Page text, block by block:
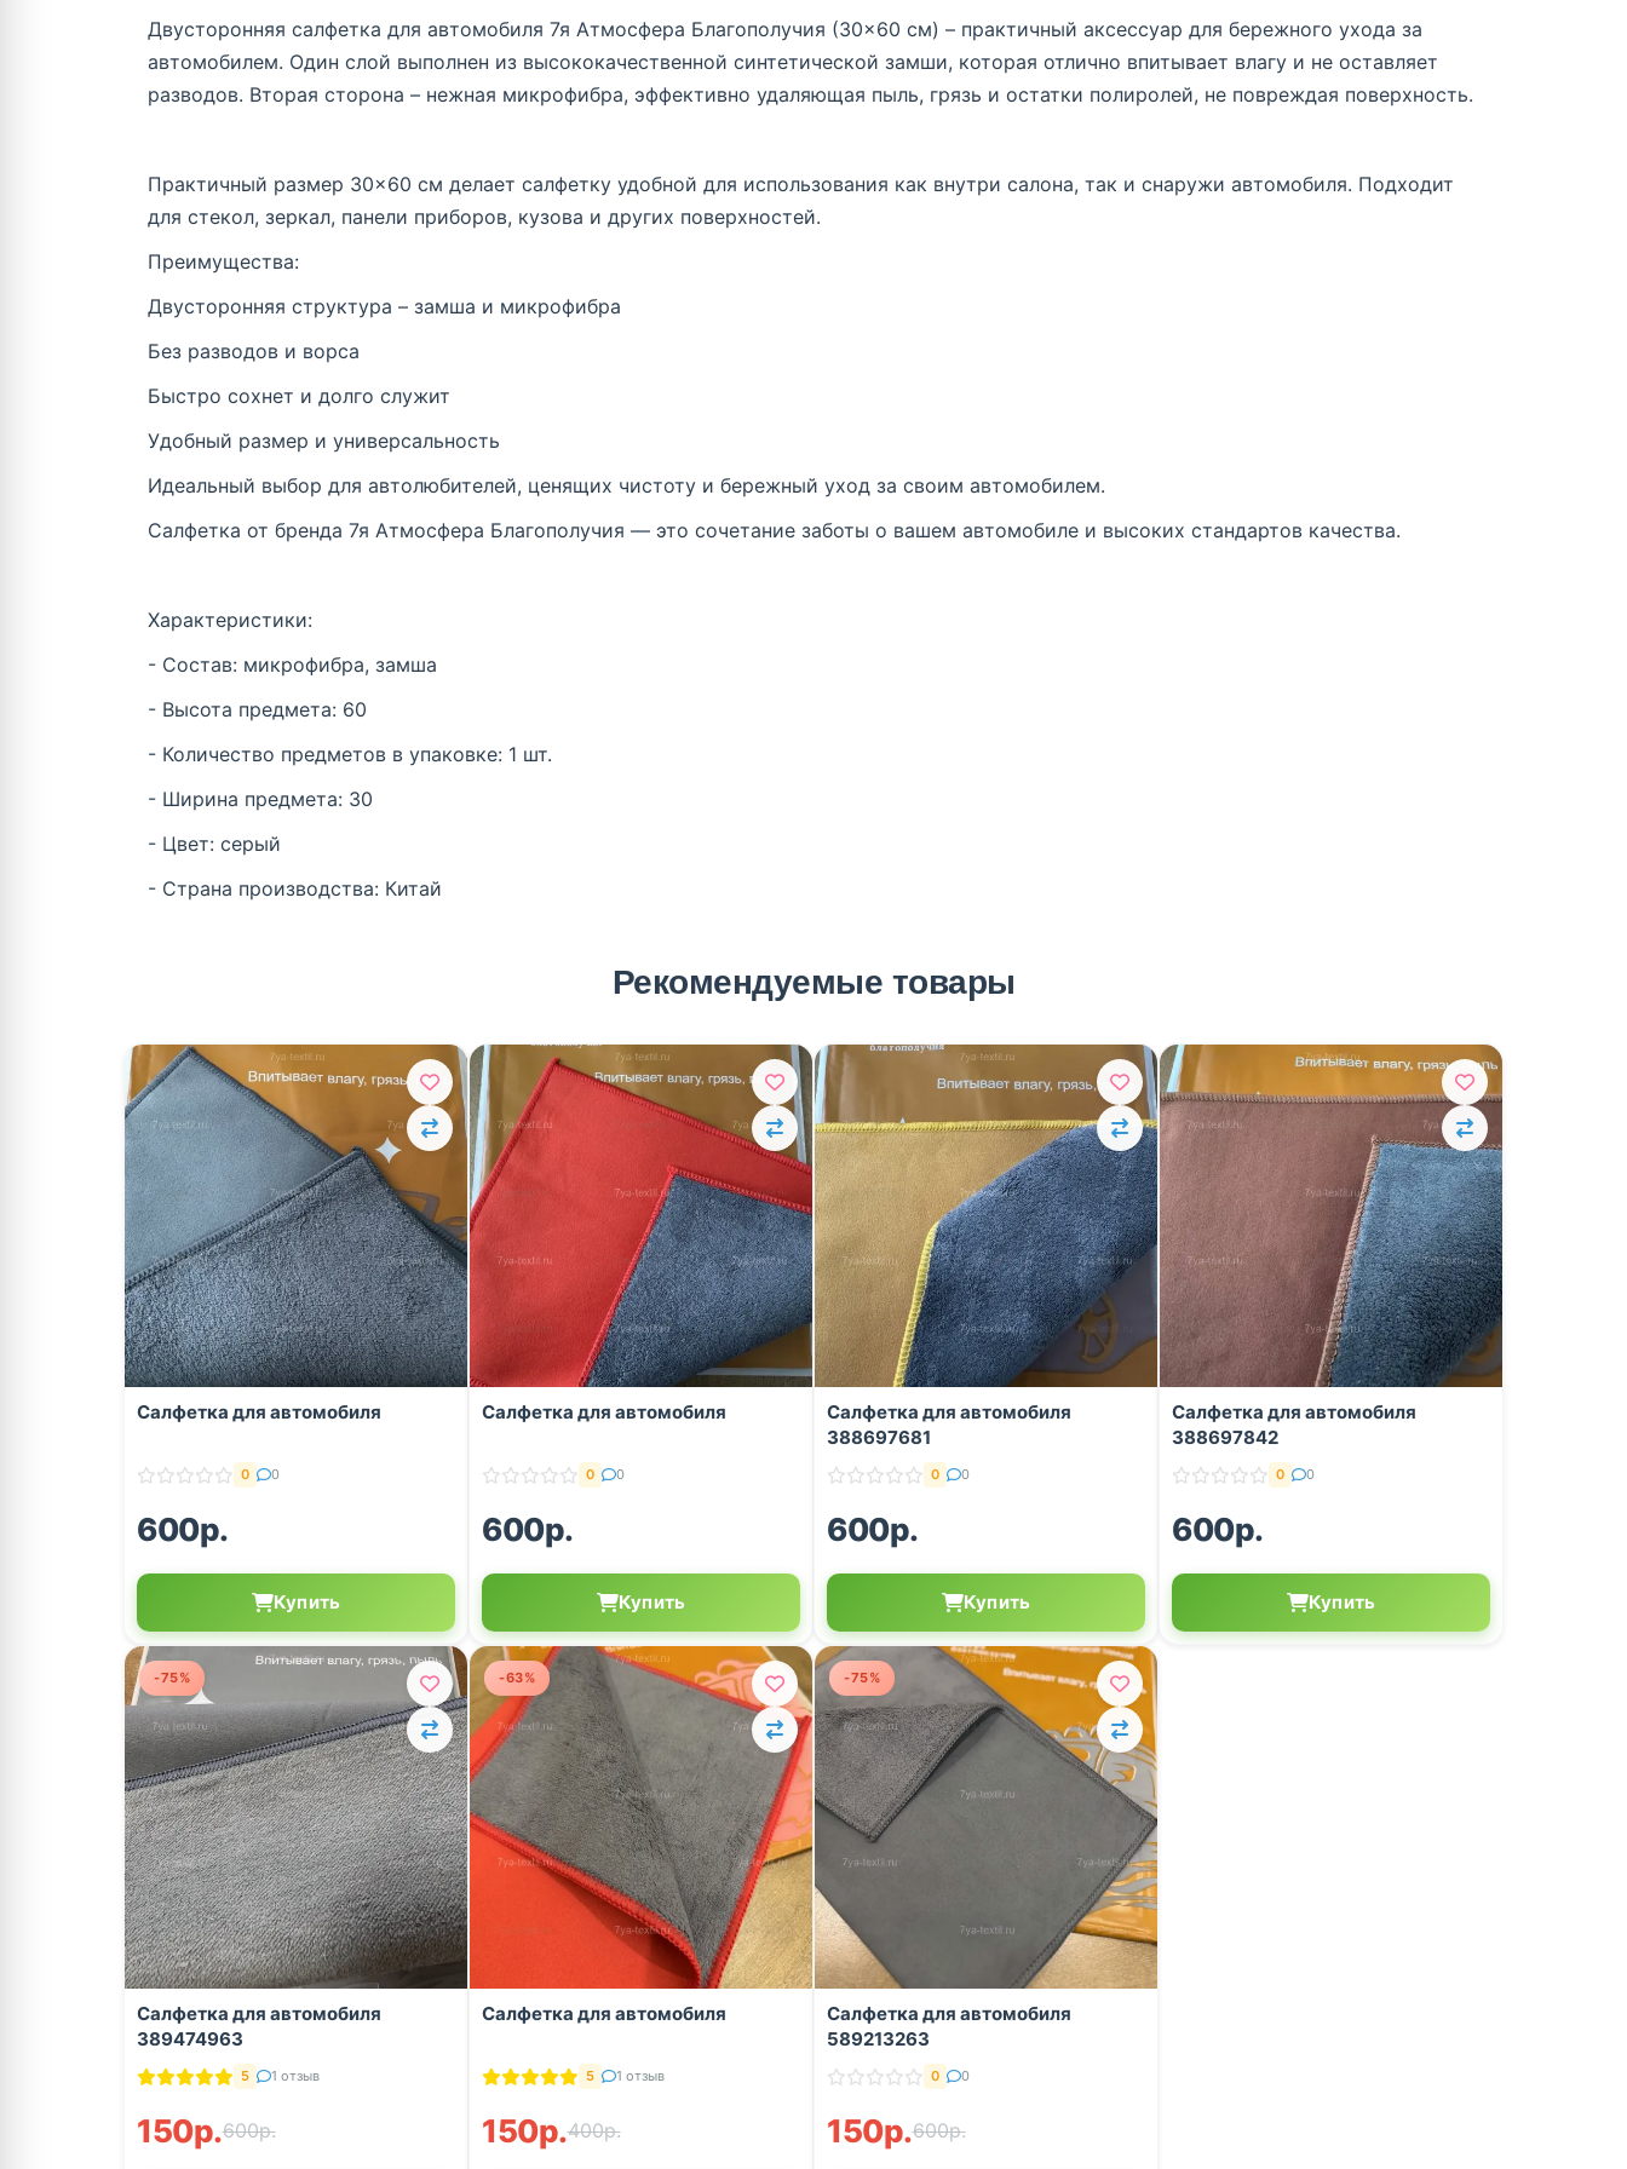
Двусторонняя салфетка для автомобиля 7я Атмосфера Благополучия (30×60 см) – практичный аксессуар для бережного ухода за
автомобилем. Один слой выполнен из высококачественной синтетической замши, которая отлично впитывает влагу и не оставляет
разводов. Вторая сторона – нежная микрофибра, эффективно удаляющая пыль, грязь и остатки полиролей, не повреждая поверхность.
Практичный размер 30×60 см делает салфетку удобной для использования как внутри салона, так и снаружи автомобиля. Подходит
для стекол, зеркал, панели приборов, кузова и других поверхностей.
Преимущества:
Двусторонняя структура – замша и микрофибра
Без разводов и ворса
Быстро сохнет и долго служит
Удобный размер и универсальность
Идеальный выбор для автолюбителей, ценящих чистоту и бережный уход за своим автомобилем.
Салфетка от бренда 7я Атмосфера Благополучия — это сочетание заботы о вашем автомобиле и высоких стандартов качества.
Характеристики:
- Состав: микрофибра, замша
- Высота предмета: 60
- Количество предметов в упаковке: 1 шт.
- Ширина предмета: 30
- Цвет: серый
- Страна производства: Китай
Рекомендуемые товары
Салфетка для автомобиля
0 0
600р.
Купить
Салфетка для автомобиля
0 0
600р.
Купить
Салфетка для автомобиля
388697681
0 0
600р.
Купить
Салфетка для автомобиля
388697842
0 0
600р.
Купить
-75%
Салфетка для автомобиля
389474963
5 1 отзыв
150р.600р.
-63%
Салфетка для автомобиля
5 1 отзыв
150р.400р.
-75%
Салфетка для автомобиля
589213263
0 0
150р.600р.